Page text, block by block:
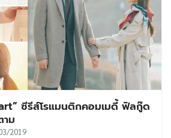
ซีรีส์โรแมนติกคอมเมดี้ ฟิลกู๊ด
ม
2019